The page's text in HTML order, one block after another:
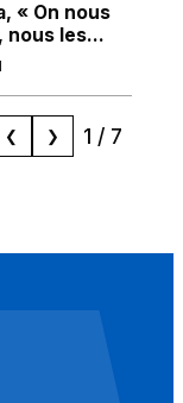
« On nous
nous les
d'origine
❮ ❯ 1 / 7